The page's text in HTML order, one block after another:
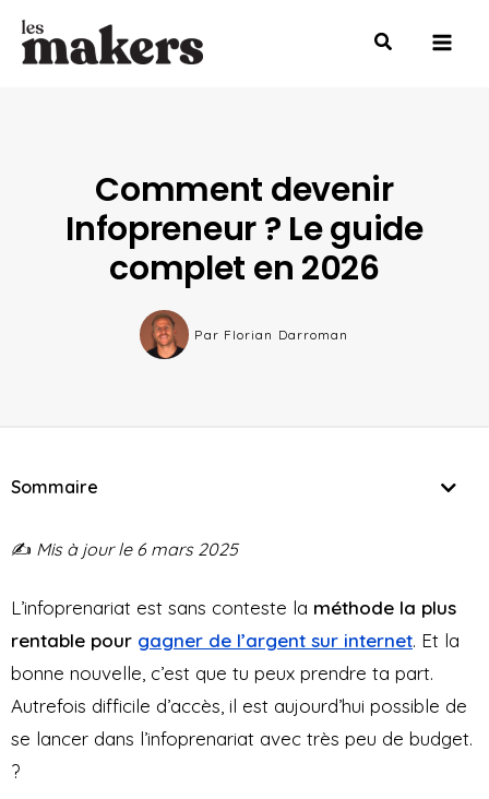
Aller
Comment devenir
Infopreneur ? Le guide
complet en 2026
Par Florian Darroman
Sommaire
✍️ Mis à jour le 6 mars 2025
L’infoprenariat est sans conteste la méthode la plus
rentable pour gagner de l’argent sur internet. Et la
bonne nouvelle, c’est que tu peux prendre ta part.
Autrefois difficile d’accès, il est aujourd’hui possible de
se lancer dans l’infoprenariat avec très peu de budget.
?